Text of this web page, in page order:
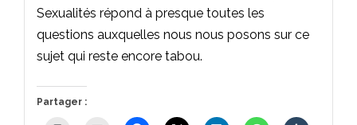
Sexualités répond à presque toutes les
questions auxquelles nous nous posons sur ce
sujet qui reste encore tabou.
Partager :